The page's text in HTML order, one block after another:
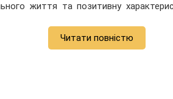
життя та позитивну
Читати повністю